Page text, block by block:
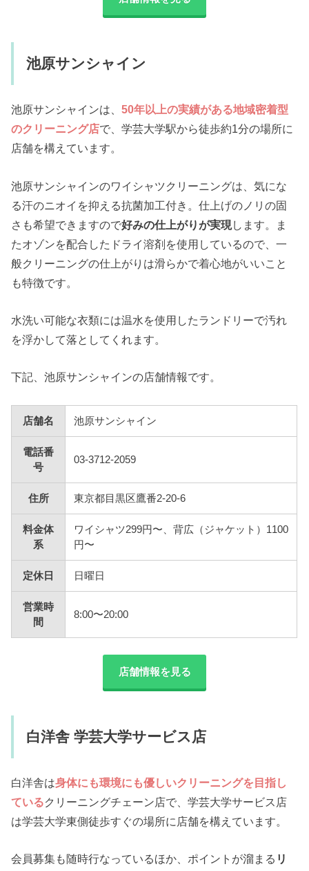
池原サンシャイン
池原サンシャインは、50年以上の実績がある地域密着型
のクリーニング店で、学芸大学駅から徒歩約1分の場所に
店舗を構えています。
池原サンシャインのワイシャツクリーニングは、気にな
る汗のニオイを抑える抗菌加工付き。仕上げのノリの固
さも希望できますので好みの仕上がりが実現 します。ま
たオゾンを配合したドライ溶剤を使用しているので、一
般クリーニングの仕上がりは滑らかで着心地がいいこと
も特徴です。
水洗い可能な衣類には温水を使用したランドリーで汚れ
を浮かして落としてくれます。
下記、池原サンシャインの店舗情報です。
店舗名 池原サンシャイン
電話番
号
03-3712-2059
住所 東京都目黒区鷹番2-20-6
料金体
系
ワイシャツ299円〜、背広（ジャケット）1100
円〜
定休日 日曜日
営業時
間
8:00〜20:00
店舗情報を見る
白洋舎 学芸大学サービス店
白洋舎は身体にも環境にも優しいクリーニングを目指し
ているクリーニングチェーン店で、学芸大学サービス店
は学芸大学東側徒歩すぐの場所に店舗を構えています。
会員募集も随時行なっているほか、ポイントが溜まる リ